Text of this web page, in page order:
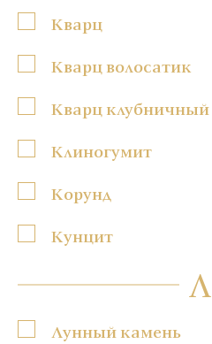
Кварц
Кварц волосатик
Кварц клубничный
Клиногумит
Корунд
Кунцит
Л
Лунный камень